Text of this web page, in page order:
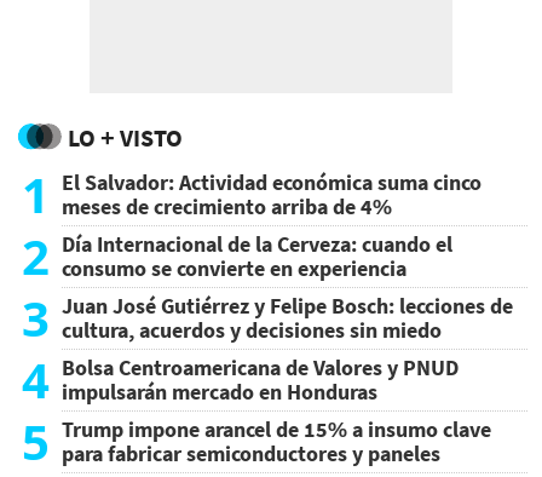
LO + VISTO
1
El Salvador: Actividad económica suma cinco
meses de crecimiento arriba de 4%
2 Día Internacional de la Cerveza: cuando el
consumo se convierte en experiencia
3 Juan José Gutiérrez y Felipe Bosch: lecciones de
cultura, acuerdos y decisiones sin miedo
4 Bolsa Centroamericana de Valores y PNUD
impulsarán mercado en Honduras
5 Trump impone arancel de 15% a insumo clave
para fabricar semiconductores y paneles